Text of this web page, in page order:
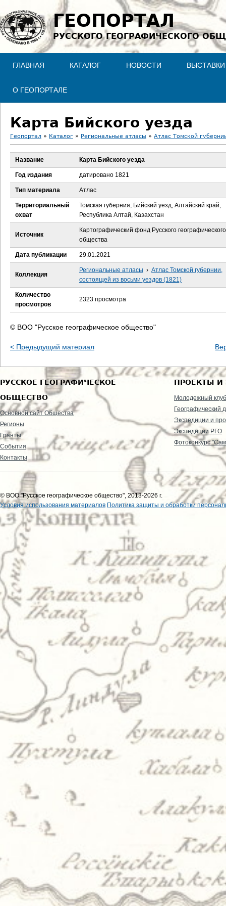
Jump to navigation
ГЕОПОРТАЛ
РУССКОГО ГЕОГРАФИЧЕСКОГО
ГЛАВНАЯ КАТАЛОГ НОВОСТИ ВЫСТАВКИ
О ГЕОПОРТАЛЕ
Карта Бийского уезда
В
ы
д
е
с
ь
Геопортал » Каталог » Региональные атласы » Атлас Томской
Название Карта Бийского уезда
Год издания датировано 1821
Тип материала Атлас
Территориальный
охват
Томская губерния, Бийский уезд, Алтайский край,
Республика Алтай, Казахстан
Источник
Картографический фонд Русского географического
общества
Дата публикации 29.01.2021
Коллекция
Региональные атласы › Атлас Томской губернии,
состоящей из восьми уездов (1821)
Количество
просмотров
2323 просмотра
© ВОО "Русское географическое общество"
< Предыдущий материал
РУССКОЕ ГЕОГРАФИЧЕСКОЕ
ОБЩЕСТВО
Основной сайт Общества
Регионы
Гранты
События
Контакты
ПРОЕКТЫ И
Молодежный клуб
Географический
Экспедиции и
Экспедиции РГО
Фотоконкурс
© ВОО "Русское географическое общество", 2013-2026 г.
Условия использования материалов Политика защиты и обработки